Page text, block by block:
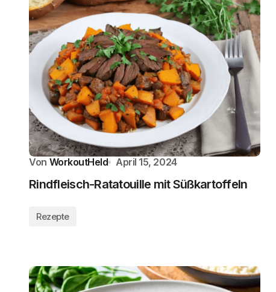
Von WorkoutHeld April 15, 2024
Rindfleisch-Ratatouille mit Süßkartoffeln
Rezepte